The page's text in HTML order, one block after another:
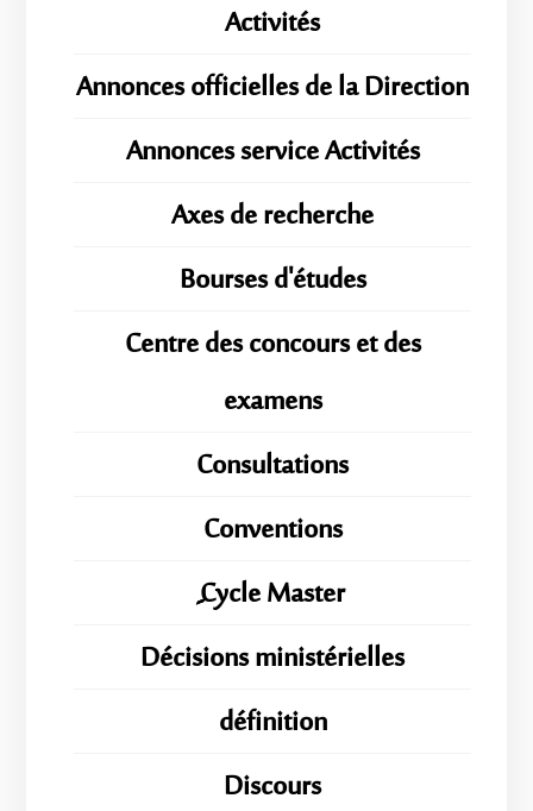
Activités
Annonces officielles de la Direction
Annonces service Activités
Axes de recherche
Bourses d'études
Centre des concours et des
examens
Consultations
Conventions
ِِِCycle Master
Décisions ministérielles
définition
Discours